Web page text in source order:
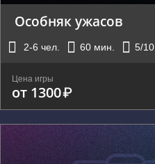
Особняк ужасов
2-6 чел. 60 мин. 5/10
Цена игры
от 1300₽